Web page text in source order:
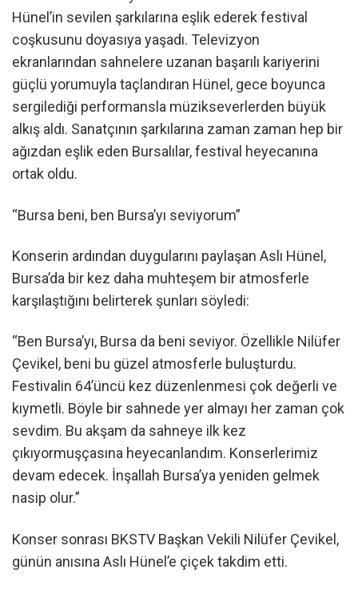
Hünel’in sevilen şarkılarına eşlik ederek festival
coşkusunu doyasıya yaşadı. Televizyon
ekranlarından sahnelere uzanan başarılı kariyerini
güçlü yorumuyla taçlandıran Hünel, gece boyunca
sergilediği performansla müzikseverlerden büyük
alkış aldı. Sanatçının şarkılarına zaman zaman hep bir
ağızdan eşlik eden Bursalılar, festival heyecanına
ortak oldu.
“Bursa beni, ben Bursa’yı seviyorum”
Konserin ardından duygularını paylaşan Aslı Hünel,
Bursa’da bir kez daha muhteşem bir atmosferle
karşılaştığını belirterek şunları söyledi:
“Ben Bursa’yı, Bursa da beni seviyor. Özellikle Nilüfer
Çevikel, beni bu güzel atmosferle buluşturdu.
Festivalin 64’üncü kez düzenlenmesi çok değerli ve
kıymetli. Böyle bir sahnede yer almayı her zaman çok
sevdim. Bu akşam da sahneye ilk kez
çıkıyormuşçasına heyecanlandım. Konserlerimiz
devam edecek. İnşallah Bursa’ya yeniden gelmek
nasip olur.”
Konser sonrası BKSTV Başkan Vekili Nilüfer Çevikel,
günün anısına Aslı Hünel’e çiçek takdim etti.